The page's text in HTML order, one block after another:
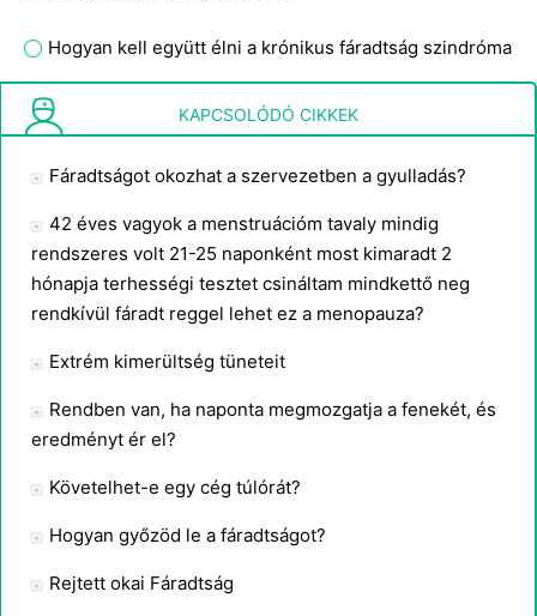
Hogyan kell együtt élni a krónikus fáradtság szindróma
Krónikus fáradtság szindróma vagy depresszió?
KAPCSOLÓDÓ CIKKEK
Fáradtságot okozhat a szervezetben a gyulladás?
42 éves vagyok a menstruációm tavaly mindig
rendszeres volt 21-25 naponként most kimaradt 2
hónapja terhességi tesztet csináltam mindkettő neg
rendkívül fáradt reggel lehet ez a menopauza?
Extrém kimerültség tüneteit
Rendben van, ha naponta megmozgatja a fenekét, és
eredményt ér el?
Követelhet-e egy cég túlórát?
Hogyan győzöd le a fáradtságot?
Rejtett okai Fáradtság